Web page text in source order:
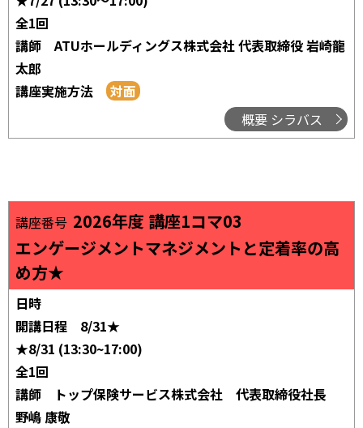
全1回
講師
ATUホールディングス株式会社 代表取締役 岩崎龍
太郎
講座実施方法
概要 シラバス
講座番号 2026年度 講座1コマ03
エンゲージメントマネジメントと定着率の高
め方★
日時
開講日程
8/31★
★8/31 (13:30~17:00)
全1回
講師
トップ保険サービス株式会社 代表取締役社長
野嶋 康敬